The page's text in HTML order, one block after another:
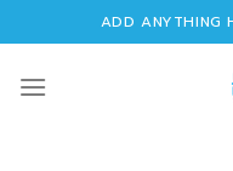
to
content
ADD ANYTHING